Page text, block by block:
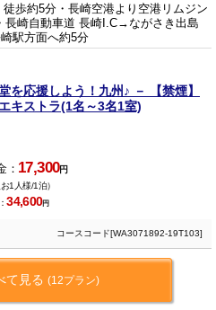
歩約5分・長崎空港より空港リムジン
長崎自動車道 長崎I.C→ながさき出島
駅方面へ約5分
を応援しよう！九州♪ － 【禁煙】
キストラ(1名～3名1室)
： 17,300円
お1人様/1泊）
34,600円
コースコード[WA3071892-19T103]
て見る (12プラン)